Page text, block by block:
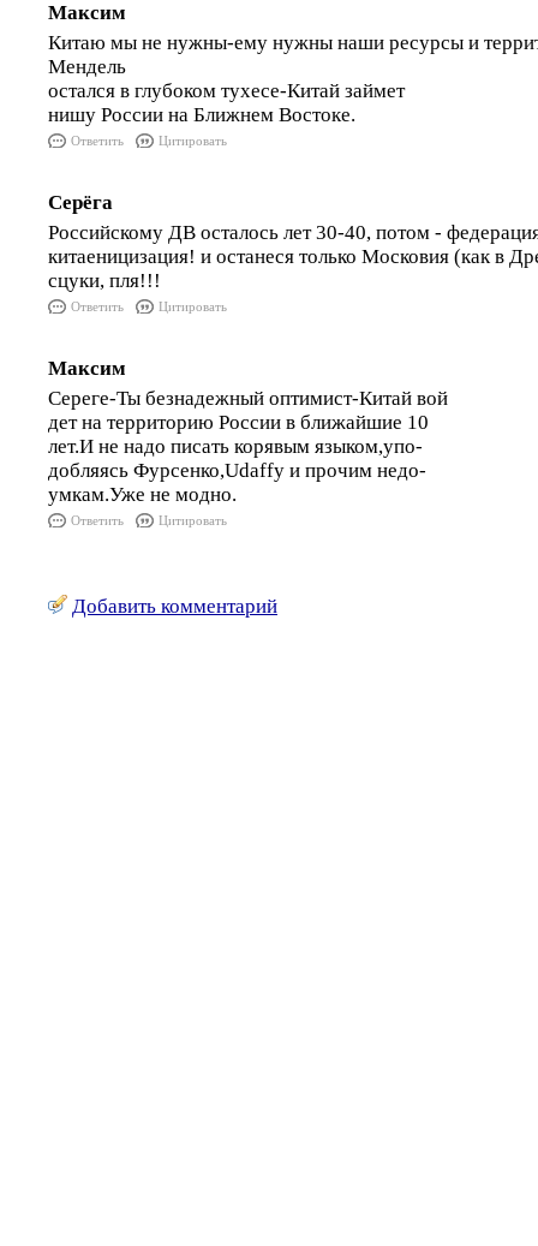
Максим
Китаю мы не нужны-ему нужны наши ресурсы и
Мендель
остался в глубоком тухесе-Китай займет
нишу России на Ближнем Востоке.
Ответить Цитировать
Серёга
Российскому ДВ осталось лет 30-40, потом -
китаеницизация! и останеся только Московия (как в
сцуки, пля!!!
Ответить Цитировать
Максим
Сереге-Ты безнадежный оптимист-Китай вой
дет на территорию России в ближайшие 10
лет.И не надо писать корявым языком,упо-
добляясь Фурсенко,Udaffy и прочим недо-
умкам.Уже не модно.
Ответить Цитировать
Добавить комментарий